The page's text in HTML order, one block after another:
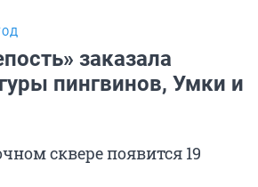
заказала
пингвинов, Умки и
сквере появится 19